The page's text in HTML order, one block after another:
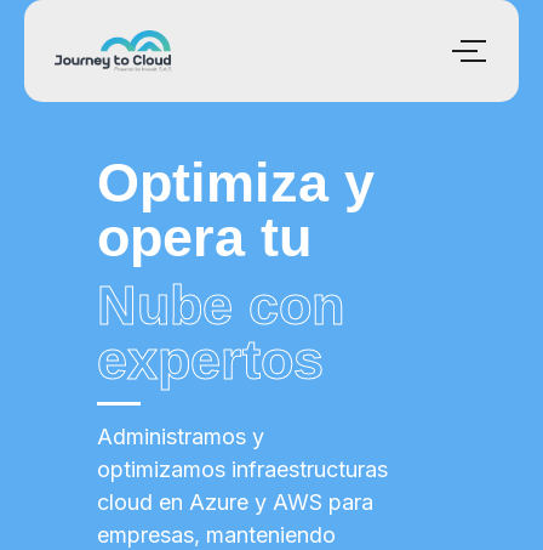
Multicloud · Inovait
Optimiza y
opera tu
Nube con
expertos
Administramos y
optimizamos infraestructuras
cloud en Azure y AWS para
empresas, manteniendo